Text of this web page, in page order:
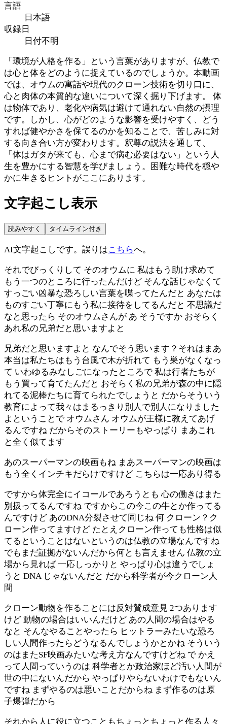
言語
日本語
収録日
日付不明
「環境が人格を作る」という言葉がありますが、仏教で
は心と体をどのように捉えているのでしょうか。本動画
では、オウムの寓話や現代のクローン技術を切り口に、
心と肉体の本質的な違いについて深く掘り下げます。 体
は物体であり、老化や病気は避けて通れない自然の摂理
です。しかし、心がどのような影響を受けやすく、どう
すれば健やかさを保てるのかを知ることで、苦しみに対
する向き合い方が変わります。釈尊の説法を通して、
「体はガタが来ても、心まで病む必要はない」という人
生を豊かにする智慧を学びましょう。困難な時代を穏や
かに生きるヒントがここにあります。
文字起こし表示
読みやすく タイムライン付き
AI文字起こしです。誤りはこちらへ。
それでびっくりして そのオウムに 私はもう助け求めて
もう一つのところに行ったんだけど そんな話じゃなくて
すっごい凶暴な恐ろしい言葉を喋ってたんだと あなたは
ものすごい丁寧にもう私に接待をしてるんだと 不思議だ
なと思ったら そのオウムさんが あ そうですか おそらく
あれ私の兄弟だと思いますよと
兄弟だと思いますよと なんでそう思います？それはまあ
本当は私たちはもう台風で木が折れて もう巣がなくなっ
て いわゆるみなしごになったところで 私は行者たちが
もう買って育てたんだと おそらく私の兄弟が森の中に隠
れてる泥棒たちに育てられたでしょうと だからそういう
教育によって我々はまるっきり別人で別人になりました
よということで オウムさん オウムが王様に教えてあげ
るんですね だからそのストーリーもやっぱり まあこれ
と全く似てます
あのスーパーマンの映画もね まあスーパーマンの映画は
もう全くインチキだらけですけど こちらは一応あり得る
ですから体完全にイコールであろうとも 心の働きはまた
別扱ってるんですね ですからこの今この牛とか作ってる
んですけど あのDNA分裂させて同じね 何 クローン？ク
ローン作ってますけど たとえクローン作っても性格は似
てるということはないというのは仏教の立場なんですね
でもまだ証拠がないんだから何とも言えません 仏教の立
場から見れば 一応しっかりと やっぱり心は違うでしょ
うと DNA じゃないんだと だから科学者が今クローン人
間
クローン動物を作ることには反対賛成意見 2つあります
けど 動物の場合はいいんだけど あの人間の場合はやる
なと そんなやることやったら ヒットラーみたいな恐ろ
しい人間作ったらどうなるんでしょうかとかね そういう
のはまたSF映画みたいな考え方なんですけどね で かえ
って人間っていうのは 科学者とか政治家ほど汚い人間が
世の中にないんだから やっぱりやらないわけでもないん
ですね まずやるのは悪いことだからね まず作るのは原
子爆弾だから
それから人に役に立つこともちょっとちょっと作る人々